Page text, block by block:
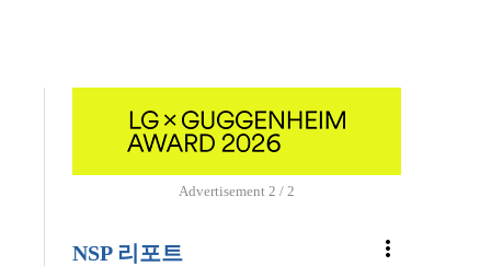
Advertisement 2 / 2
NSP 리포트 more_vert